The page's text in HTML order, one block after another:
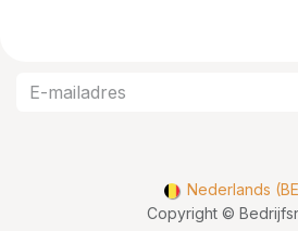
Copyright ©
Nederlands